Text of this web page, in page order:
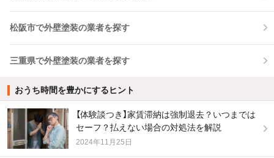
松阪市で外壁塗装の業者を探す
三重県で外壁塗装の業者を探す
おうち時間を豊かにするヒント
【体験談つき】家賃滞納は強制退去？いつまでは
セーフ？払えない場合の対処法を解説
2024年11月25日